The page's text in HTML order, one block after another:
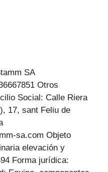
SA
Otros
Social: Calle Riera
17, sant Feliu de
sa.com Objeto
elevación y
Forma jurídica: